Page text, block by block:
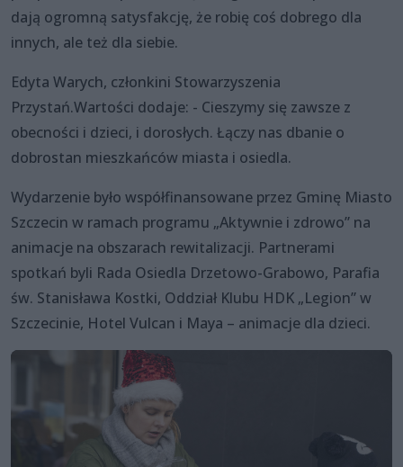
dają ogromną satysfakcję, że robię coś dobrego dla
innych, ale też dla siebie.
Edyta Warych, członkini Stowarzyszenia
Przystań.Wartości dodaje: - Cieszymy się zawsze z
obecności i dzieci, i dorosłych. Łączy nas dbanie o
dobrostan mieszkańców miasta i osiedla.
Wydarzenie było współfinansowane przez Gminę Miasto
Szczecin w ramach programu „Aktywnie i zdrowo” na
animacje na obszarach rewitalizacji. Partnerami
spotkań byli Rada Osiedla Drzetowo-Grabowo, Parafia
św. Stanisława Kostki, Oddział Klubu HDK „Legion” w
Szczecinie, Hotel Vulcan i Maya – animacje dla dzieci.